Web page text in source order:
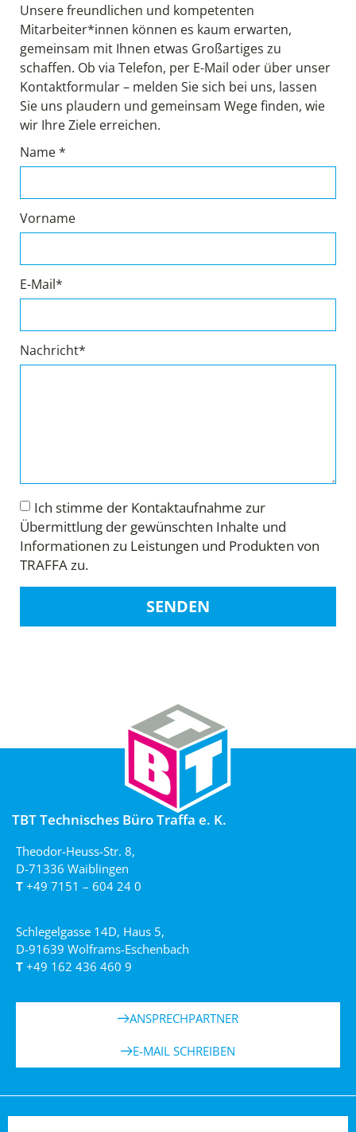
Unsere freundlichen und kompetenten
Mitarbeiter*innen können es kaum erwarten,
gemeinsam mit Ihnen etwas Großartiges zu
schaffen. Ob via Telefon, per E-Mail oder über unser
Kontaktformular – melden Sie sich bei uns, lassen
Sie uns plaudern und gemeinsam Wege finden, wie
wir Ihre Ziele erreichen.
Name *
Vorname
E-Mail*
Nachricht*
Ich stimme der Kontaktaufnahme zur
Übermittlung der gewünschten Inhalte und
Informationen zu Leistungen und Produkten von
TRAFFA zu.
SENDEN
TBT Technisches Büro Traffa e. K.
Theodor-Heuss-Str. 8,
D-71336 Waiblingen
T +49 7151 – 604 24 0
Schlegelgasse 14D, Haus 5,
D-91639 Wolframs-Eschenbach
T +49 162 436 460 9
ANSPRECHPARTNER
E-MAIL SCHREIBEN